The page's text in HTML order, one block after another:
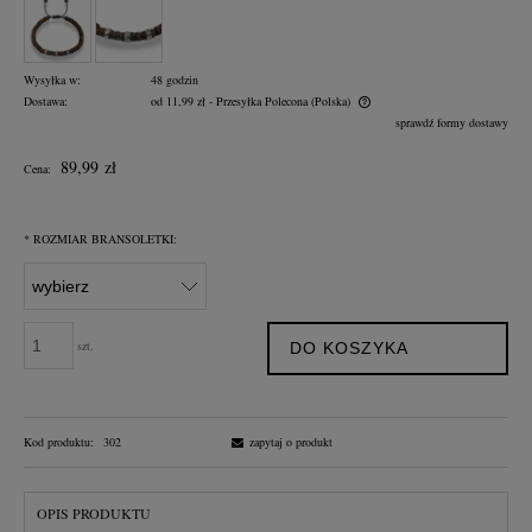
Wysyłka w:
48 godzin
Dostawa:
od 11,99 zł - Przesyłka Polecona (Polska)
sprawdź formy dostawy
Cena: 89,99 zł
* ROZMIAR BRANSOLETKI:
szt. DO KOSZYKA
Kod produktu: 302 zapytaj o produkt
OPIS PRODUKTU